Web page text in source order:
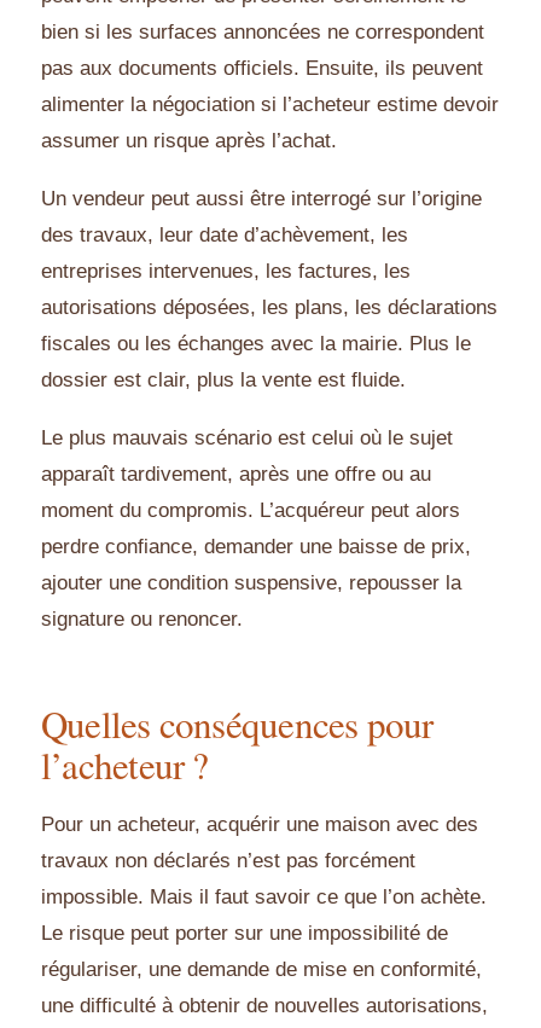
bien si les surfaces annoncées ne correspondent
pas aux documents officiels. Ensuite, ils peuvent
alimenter la négociation si l’acheteur estime devoir
assumer un risque après l’achat.
Un vendeur peut aussi être interrogé sur l’origine
des travaux, leur date d’achèvement, les
entreprises intervenues, les factures, les
autorisations déposées, les plans, les déclarations
fiscales ou les échanges avec la mairie. Plus le
dossier est clair, plus la vente est fluide.
Le plus mauvais scénario est celui où le sujet
apparaît tardivement, après une offre ou au
moment du compromis. L’acquéreur peut alors
perdre confiance, demander une baisse de prix,
ajouter une condition suspensive, repousser la
signature ou renoncer.
Quelles conséquences pour
l’acheteur ?
Pour un acheteur, acquérir une maison avec des
travaux non déclarés n’est pas forcément
impossible. Mais il faut savoir ce que l’on achète.
Le risque peut porter sur une impossibilité de
régulariser, une demande de mise en conformité,
une difficulté à obtenir de nouvelles autorisations,